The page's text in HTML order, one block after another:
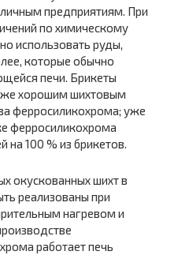
предприятиям. При
по химическому
использовать руды,
которые обычно
печи. Брикеты
хорошим шихтовым
ферросиликохрома; уже
ферросиликохрома
на 100 % из брикетов.
окускованных шихт в
реализованы при
нагревом и
работает печь